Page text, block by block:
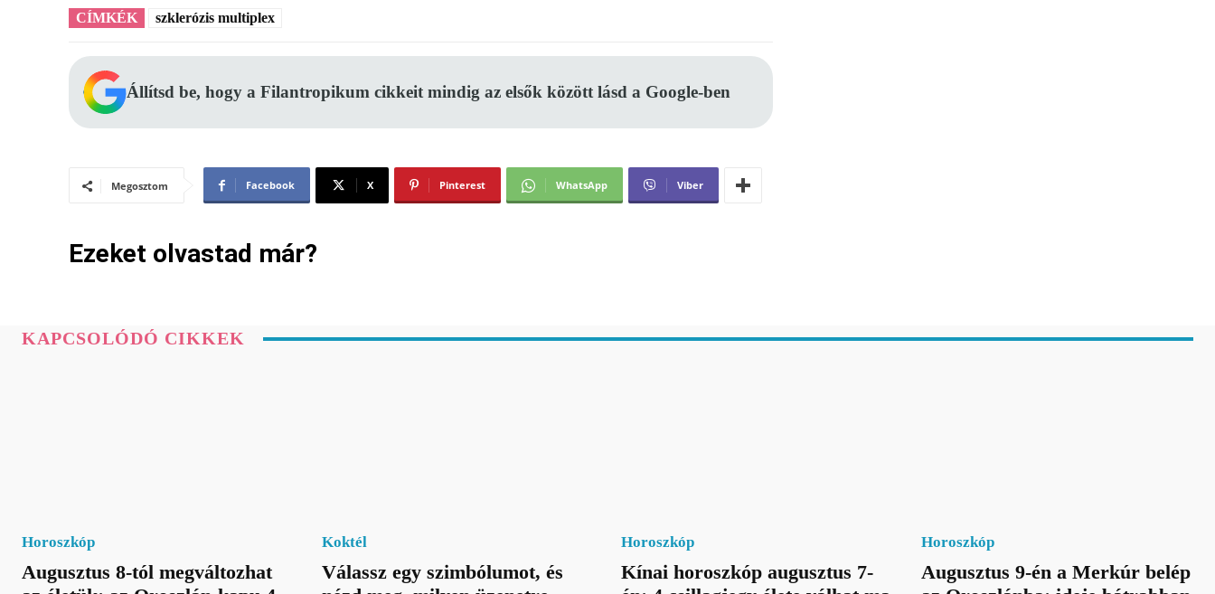
CÍMKÉK szklerózis multiplex
Állítsd be, hogy a Filantropikum cikkeit mindig az elsők között lásd a Google-ben
Megosztom Facebook X Pinterest WhatsApp Viber
Ezeket olvastad már?
KAPCSOLÓDÓ CIKKEK
Horoszkóp
Augusztus 8-tól megváltozhat
Koktél
Válassz egy szimbólumot, és
Horoszkóp
Kínai horoszkóp augusztus 7-
Horoszkóp
Augusztus 9-én a Merkúr belép